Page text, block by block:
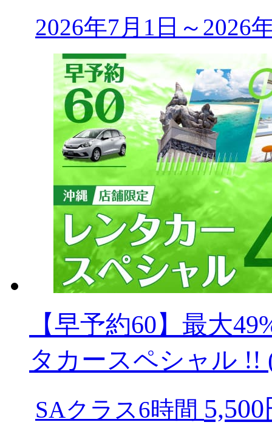
2026年7月1日～2026
【早予約60】最大
タカースペシャル !!
SAクラス6時間